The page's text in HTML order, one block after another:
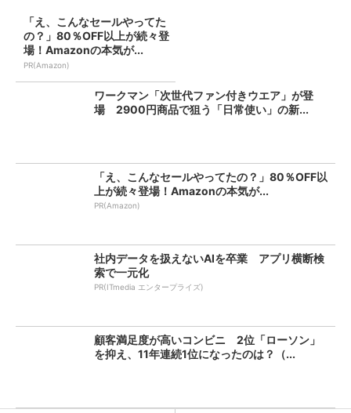
「え、こんなセールやってた
の？」80％OFF以上が続々登
場！Amazonの本気が...
PR(Amazon)
ワークマン「次世代ファン付きウエア」が登
場 2900円商品で狙う「日常使い」の新...
「え、こんなセールやってたの？」80％OFF以
上が続々登場！Amazonの本気が...
PR(Amazon)
社内データを扱えないAIを卒業 アプリ横断検
索で一元化
PR(ITmedia エンタープライズ)
顧客満足度が高いコンビニ 2位「ローソン」
を抑え、11年連続1位になったのは？（...